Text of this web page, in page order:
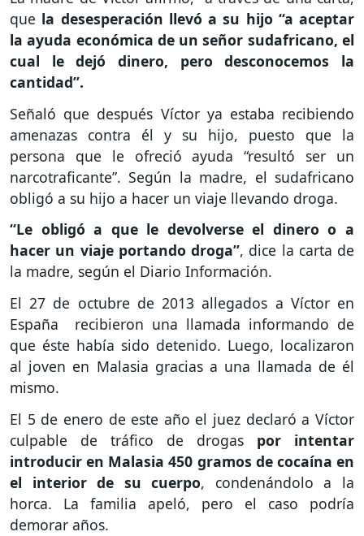
que la desesperación llevó a su hijo “a aceptar
la ayuda económica de un señor sudafricano, el
cual le dejó dinero, pero desconocemos la
cantidad”.
Señaló que después Víctor ya estaba recibiendo
amenazas contra él y su hijo, puesto que la
persona que le ofreció ayuda “resultó ser un
narcotraficante”. Según la madre, el sudafricano
obligó a su hijo a hacer un viaje llevando droga.
“Le obligó a que le devolverse el dinero o a
hacer un viaje portando droga”, dice la carta de
la madre, según el Diario Información.
El 27 de octubre de 2013 allegados a Víctor en
España recibieron una llamada informando de
que éste había sido detenido. Luego, localizaron
al joven en Malasia gracias a una llamada de él
mismo.
El 5 de enero de este año el juez declaró a Víctor
culpable de tráfico de drogas por intentar
introducir en Malasia 450 gramos de cocaína en
el interior de su cuerpo, condenándolo a la
horca. La familia apeló, pero el caso podría
demorar años.